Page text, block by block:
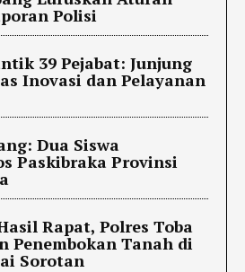
Polisi
39 Pejabat: Junjung
Inovasi dan Pelayanan
Dua Siswa
Paskibraka Provinsi
Rapat, Polres Toba
Penembokan Tanah di
Sorotan